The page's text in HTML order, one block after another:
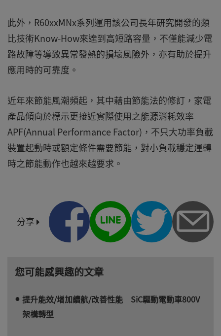
此外，R60xxMNx系列運用該公司長年研究開發的類
比技術Know-How來達到高短路容量，不僅能減少電
路故障等導致異常發熱的損壞風險外，亦有助於提升
應用時的可靠度。
近年來節能風潮頻起，其中藉由節能法的修訂，家電
產品傾向於標示更接近實際使用之能源消耗效率
APF(Annual Performance Factor)，不只大功率負載
裝置起動時或額定條件需要節能，對小負載穩定運轉
時之節能動作也越來越要求。
分享
您可能感興趣的文章
提升能效/增加續航/改善性能 SiC驅動電動車800V
架構轉型